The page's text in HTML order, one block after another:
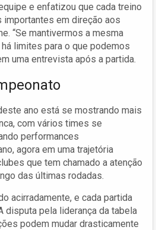
e enfatizou que cada treino
em direção aos
“Se mantivermos a mesma
limites para o que podemos
uma entrevista após a partida.
ano está se mostrando mais
com vários times se
performances
agora em uma trajetória
que tem chamado a atenção
das últimas rodadas.
acirradamente, e cada partida
disputa pela liderança da tabela
podem mudar drasticamente